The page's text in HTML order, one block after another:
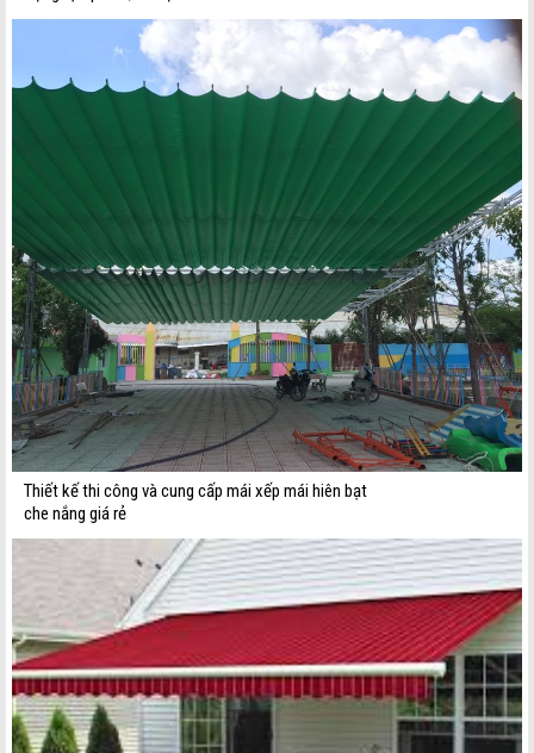
Thiết kế thi công và cung cấp mái xếp mái hiên bạt
che nắng giá rẻ